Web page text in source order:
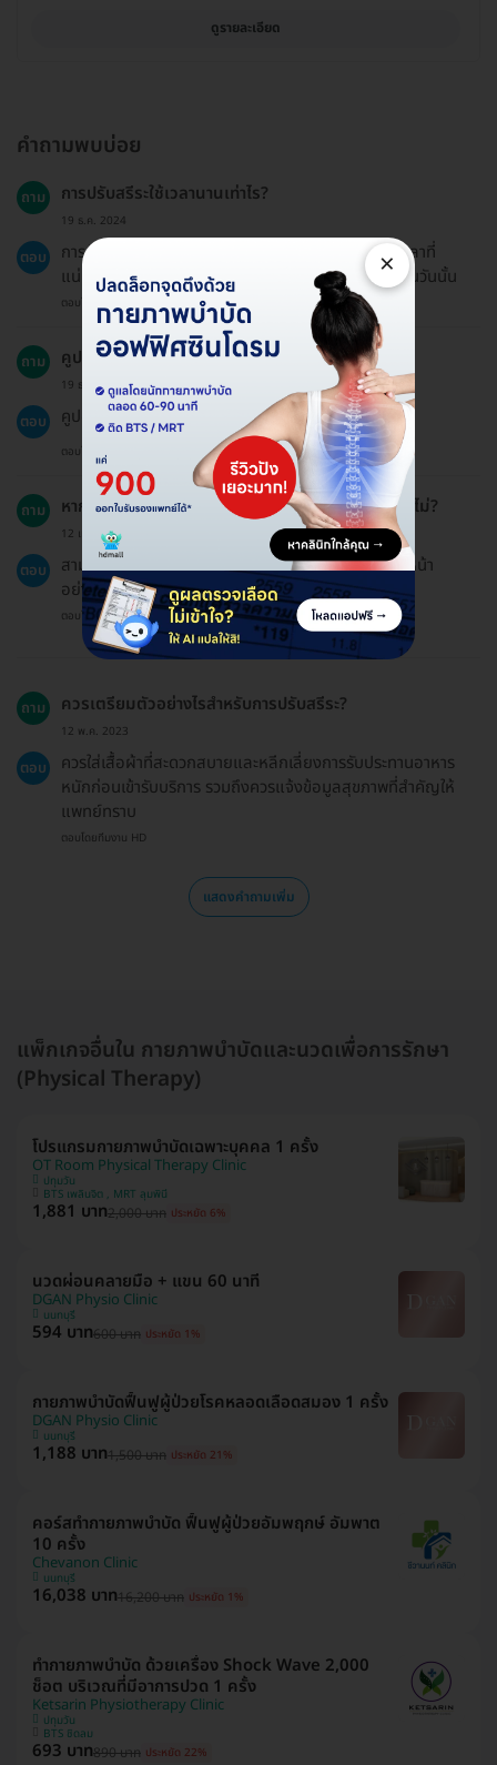
ดูรายละเอียด
คำถามพบบ่อย
ถาม การปรับสรีระใช้เวลานานเท่าไร?
19 ธ.ค. 2024
ตอบ
การรับบริการปรับสรีระจะใช้เวลาประมาณ 30 นาที แต่เวลาที่
แน่นอนอาจขึ้นอยู่กับความหนาแน่นของผู้เข้ารับบริการในวันนั้น
ตอบโดยทีมงาน HD
ถาม คูปองมีอายุการใช้งานนานเท่าไร?
19 ธ.ค. 2024
ตอบ คูปองมีอายุการใช้งาน 60 วันนับตั้งแต่วันที่ซื้อ
ตอบโดยทีมงาน HD
ถาม หากต้องการให้อาจารย์หรือแอดมินทำการนัดให้ได้หรือไม่?
12 เม.ย. 2023
ตอบ
สามารถขอให้อาจารย์หรือแอดมินนัดให้ได้ โดยแจ้งล่วงหน้า
อย่างน้อย 24 ชั่วโมง
ตอบโดยทีมงาน HD
ถาม ควรเตรียมตัวอย่างไรสำหรับการปรับสรีระ?
12 พ.ค. 2023
ตอบ
ควรใส่เสื้อผ้าที่สะดวกสบายและหลีกเลี่ยงการรับประทานอาหาร
หนักก่อนเข้ารับบริการ รวมถึงควรแจ้งข้อมูลสุขภาพที่สำคัญให้
แพทย์ทราบ
ตอบโดยทีมงาน HD
แสดงคำถามเพิ่ม
แพ็กเกจอื่นใน กายภาพบำบัดและนวดเพื่อการรักษา
(Physical Therapy)
โปรแกรมกายภาพบำบัดเฉพาะบุคคล 1 ครั้ง
OT Room Physical Therapy Clinic
ปทุมวัน
BTS เพลินจิต , MRT ลุมพินี
1,881 บาท2,000 บาท ประหยัด 6%
นวดผ่อนคลายมือ + แขน 60 นาที
DGAN Physio Clinic
นนทบุรี
594 บาท600 บาท ประหยัด 1%
กายภาพบำบัดฟื้นฟูผู้ป่วยโรคหลอดเลือดสมอง 1 ครั้ง
DGAN Physio Clinic
นนทบุรี
1,188 บาท1,500 บาท ประหยัด 21%
คอร์สทำกายภาพบำบัด ฟื้นฟูผู้ป่วยอัมพฤกษ์ อัมพาต
10 ครั้ง
Chevanon Clinic
นนทบุรี
16,038 บาท16,200 บาท ประหยัด 1%
ทำกายภาพบำบัด ด้วยเครื่อง Shock Wave 2,000
ช็อต บริเวณที่มีอาการปวด 1 ครั้ง
Ketsarin Physiotherapy Clinic
ปทุมวัน
BTS ชิดลม
693 บาท890 บาท ประหยัด 22%
×